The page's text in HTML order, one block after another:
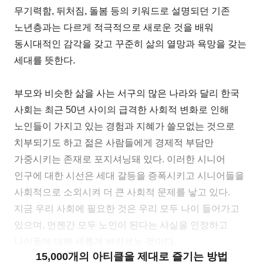
무기력함, 뒤처짐, 돌봄 등의 키워드로 설명되던 기존
노년층과는 다르게 적극적으로 새로운 것을 배워
동시대적인 감각을 갖고 꾸준히 삶의 열망과 욕망을 갖는
세대를 뜻한다.
부모와 비슷한 삶을 사는 서구의 많은 나라와 달리 한국
사회는 최근 50년 사이의 급격한 사회적 변화로 인해
노인들이 가지고 있는 경험과 지혜가 쓸모없는 것으로
치부되기도 하고 젊은 사람들에게 경제적 부담만
가중시키는 존재로 포지셔닝돼 있다. 이러한 시니어
인구에 대한 시선은 세대 갈등을 증폭시키고 시니어들을
사회적으로 소외시켜 더 큰 사회적 문제를 낳고 있다.
지금 우리 사회에 필요한 것은 우리 모두 나이 들어가고
있으며, 언젠간 모두 노인이 된다는 사실을 인정하고
15,000개의 아티클을 제대로 즐기는 방법